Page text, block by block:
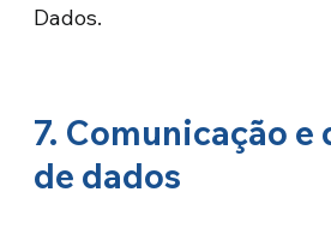
Dados.
7. Comunicação
de dados